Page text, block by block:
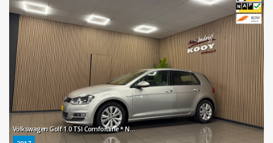
Volkswagen Golf 1.0 TSI Comfortline * Navigatie / Parkeersensoren / Cruise control / NL Auto *